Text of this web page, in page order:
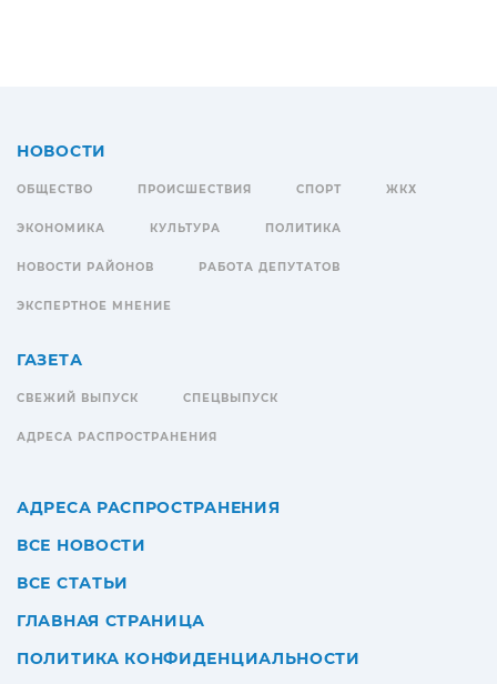
НОВОСТИ
ОБЩЕСТВО ПРОИСШЕСТВИЯ СПОРТ ЖКХ
ЭКОНОМИКА КУЛЬТУРА ПОЛИТИКА
НОВОСТИ РАЙОНОВ РАБОТА ДЕПУТАТОВ
ЭКСПЕРТНОЕ МНЕНИЕ
ГАЗЕТА
СВЕЖИЙ ВЫПУСК СПЕЦВЫПУСК
АДРЕСА РАСПРОСТРАНЕНИЯ
АДРЕСА РАСПРОСТРАНЕНИЯ
ВСЕ НОВОСТИ
ВСЕ СТАТЬИ
ГЛАВНАЯ СТРАНИЦА
ПОЛИТИКА КОНФИДЕНЦИАЛЬНОСТИ